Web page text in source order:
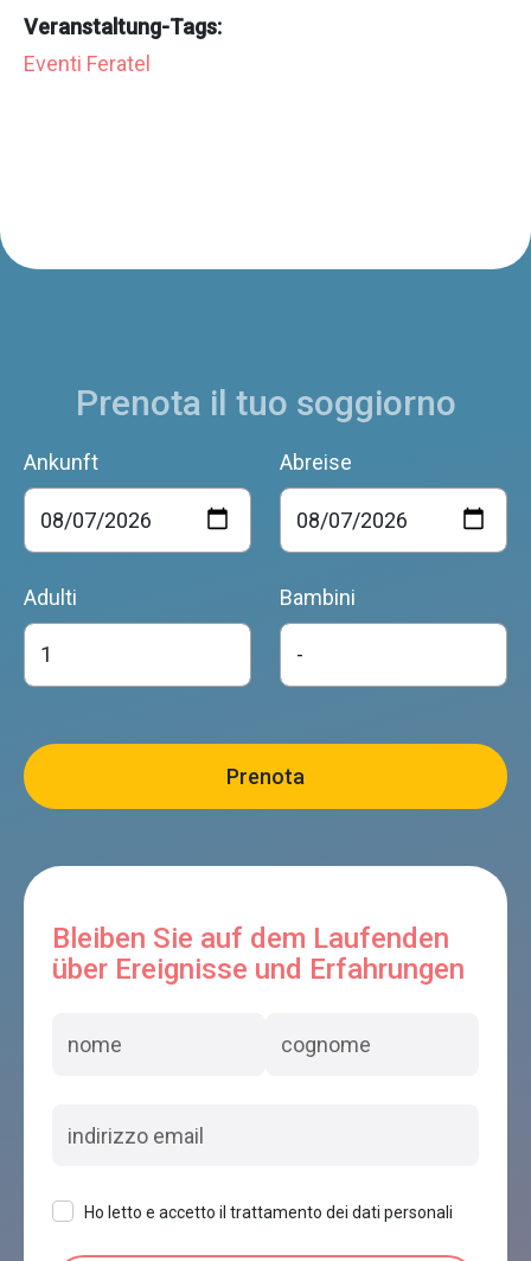
Veranstaltung-Tags:
Eventi Feratel
Prenota il tuo soggiorno
Ankunft Abreise
Adulti Bambini
Bleiben Sie auf dem Laufenden
über Ereignisse und Erfahrungen
Ho letto e accetto il trattamento dei dati personali